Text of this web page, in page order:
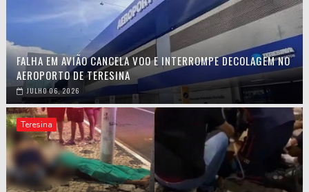
FALHA EM AVIÃO CANCELA VOO E INTERROMPE DECOLAGEM NO
AEROPORTO DE TERESINA
JULHO 06, 2026
Teresina